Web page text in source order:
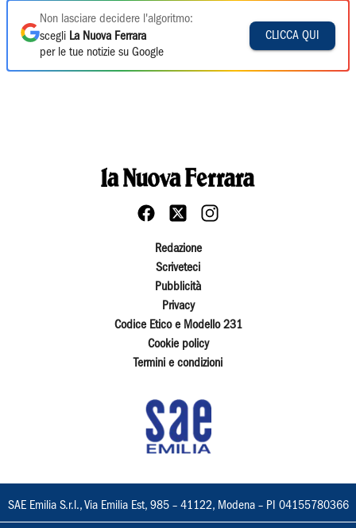
Non lasciare decidere l'algoritmo:
scegli La Nuova Ferrara
per le tue notizie su Google
CLICCA QUI
Redazione
Scriveteci
Pubblicità
Privacy
Codice Etico e Modello 231
Cookie policy
Termini e condizioni
SAE Emilia S.r.l., Via Emilia Est, 985 – 41122, Modena – PI 04155780366